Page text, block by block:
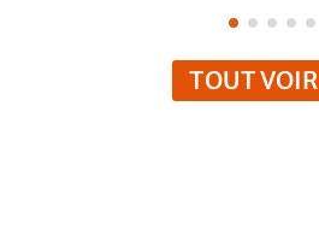
TOUT VOIR